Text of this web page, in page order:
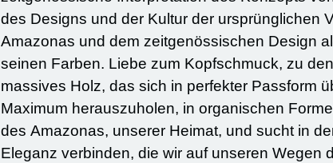
des Designs und der Kultur der ursprünglichen
Amazonas und dem zeitgenössischen Design als Reflexion. Die Liebe zu
seinen Farben. Liebe zum Kopfschmuck, zu
massives Holz, das sich in perfekter Passform
Maximum herauszuholen, in organischen Formen. Das Brasilianische unseres Designs geht durch das
des Amazonas, unserer Heimat, und sucht in
Eleganz verbinden, die wir auf unseren Wegen